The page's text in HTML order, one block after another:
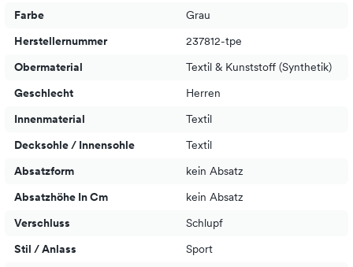
Farbe
Grau
Herstellernummer
237812-tpe
Obermaterial
Textil & Kunststoff (Synthetik)
Geschlecht
Herren
Innenmaterial
Textil
Decksohle / Innensohle
Textil
Absatzform
kein Absatz
Absatzhöhe In Cm
kein Absatz
Verschluss
Schlupf
Stil / Anlass
Sport